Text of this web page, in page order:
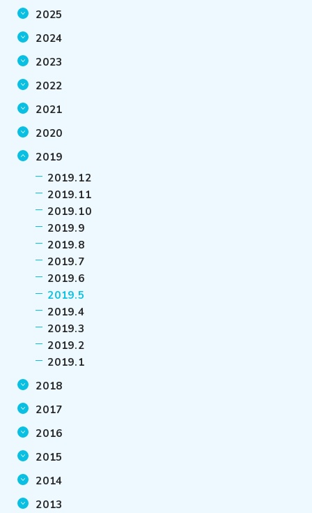
2025
2024
2023
2022
2021
2020
2019
2019.12
2019.11
2019.10
2019.9
2019.8
2019.7
2019.6
2019.5
2019.4
2019.3
2019.2
2019.1
2018
2017
2016
2015
2014
2013